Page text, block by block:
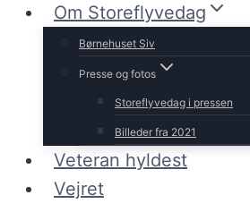
Om Storeflyvedag
Børnehuset Siv
Presse og fotos
Storeflyvedag i pressen
Billeder fra 2021
Veteran hyldest
Vejret